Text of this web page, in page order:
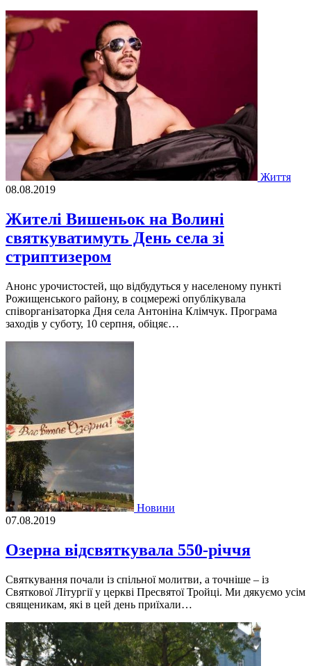
Життя
08.08.2019
Жителі Вишеньок на Волині
святкуватимуть День села зі
стриптизером
Анонс урочистостей, що відбудуться у населеному пункті
Рожищенського району, в соцмережі опублікувала
співорганізаторка Дня села Антоніна Клімчук. Програма
заходів у суботу, 10 серпня, обіцяє…
Новини
07.08.2019
Озерна відсвяткувала 550-річчя
Святкування почали із спільної молитви, а точніше – із
Святкової Літургії у церкві Пресвятої Тройці. Ми дякуємо усім
священикам, які в цей день приїхали…